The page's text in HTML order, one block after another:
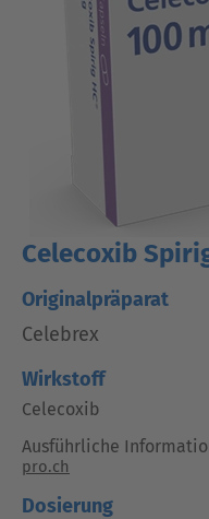
Celecoxib
Originalpräparat
Celebrex
Wirkstoff
Celecoxib
Ausführliche
pro.ch
Dosierung